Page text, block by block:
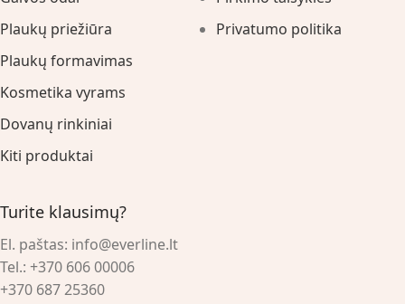
Plaukų priežiūra
Plaukų formavimas
Kosmetika vyrams
Dovanų rinkiniai
Kiti produktai
Privatumo politika
Turite klausimų?
El. paštas: info@everline.lt
Tel.: +370 606 00006
+370 687 25360